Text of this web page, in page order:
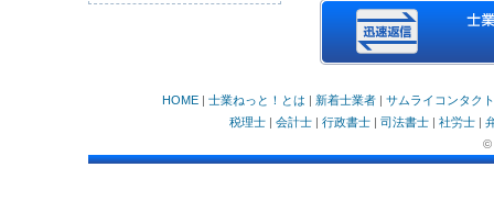
HOME 士業ねっと！とは 新着士業者
サムライコンタクト
税理士| 会計士| 行政書士| 司法書士| 社労士|
©